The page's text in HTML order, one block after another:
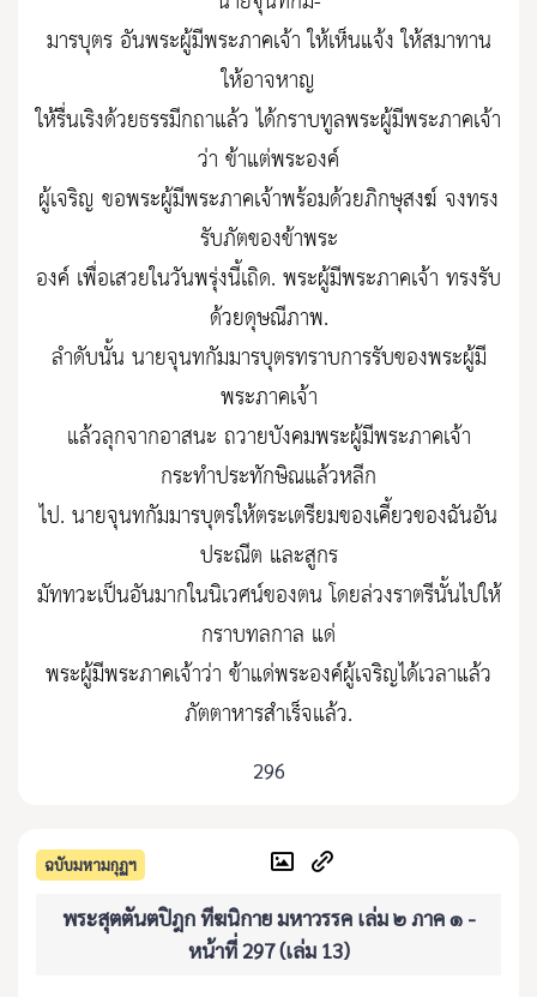
มารบุตร อันพระผู้มีพระภาคเจ้า ให้เห็นแจ้ง ให้สมาทาน
ให้อาจหาญ
ให้รื่นเริงด้วยธรรมีกถาแล้ว ได้กราบทูลพระผู้มีพระภาคเจ้า
ว่า ข้าแต่พระองค์
ผู้เจริญ ขอพระผู้มีพระภาคเจ้าพร้อมด้วยภิกษุสงฆ์ จงทรง
รับภัตของข้าพระ
องค์ เพื่อเสวยในวันพรุ่งนี้เถิด. พระผู้มีพระภาคเจ้า ทรงรับ
ด้วยดุษณีภาพ.
ลำดับนั้น นายจุนทกัมมารบุตรทราบการรับของพระผู้มี
พระภาคเจ้า
แล้วลุกจากอาสนะ ถวายบังคมพระผู้มีพระภาคเจ้า
กระทำประทักษิณแล้วหลีก
ไป. นายจุนทกัมมารบุตรให้ตระเตรียมของเคี้ยวของฉันอัน
ประณีต และสูกร
มัททวะเป็นอันมากในนิเวศน์ของตน โดยล่วงราตรีนั้นไปให้
กราบทลกาล แด่
พระผู้มีพระภาคเจ้าว่า ข้าแด่พระองค์ผู้เจริญได้เวลาแล้ว
ภัตตาหารสำเร็จแล้ว.
296
ฉบับมหามกุฏฯ
พระสุตตันตปิฎก ทีฆนิกาย มหาวรรค เล่ม ๒ ภาค ๑ -
หน้าที่ 297 (เล่ม 13)